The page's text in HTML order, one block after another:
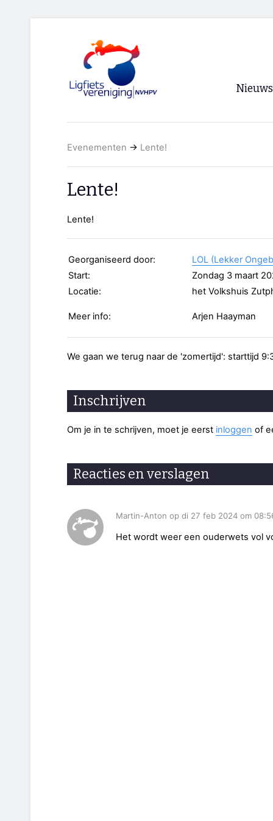
Nieuws
Evenementen → Lente!
Lente!
Lente!
Georganiseerd door:
LOL (Lekker
Start:
Zondag 3 maart
Locatie:
het Volkshuis
Meer info: Arjen Haayman
We gaan we terug naar de 'zomertijd': starttijd
Inschrijven
Om je in te schrijven, moet je eerst inloggen of
Reacties en verslagen
Martin-Anton op di 27 feb 2024 om
Het wordt weer een ouderwets vol